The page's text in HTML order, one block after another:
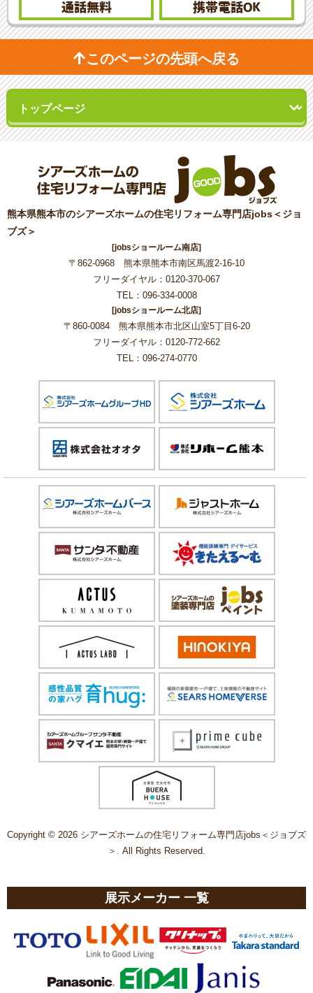
通話無料 携帯電話OK
このページの先頭へ戻る
熊本県熊本市のシアーズホームの住宅リフォーム専門店jobs＜ジョ
ブズ＞
[jobsショールーム南店]
〒862-0968 熊本県熊本市南区馬渡2-16-10
フリーダイヤル：0120-370-067
TEL：096-334-0008
[jobsショールーム北店]
〒860-0084 熊本県熊本市北区山室5丁目6-20
フリーダイヤル：0120-772-662
TEL：096-274-0770
Copyright © 2026 シアーズホームの住宅リフォーム専門店jobs＜ジョブズ
＞. All Rights Reserved.
展示メーカー 一覧